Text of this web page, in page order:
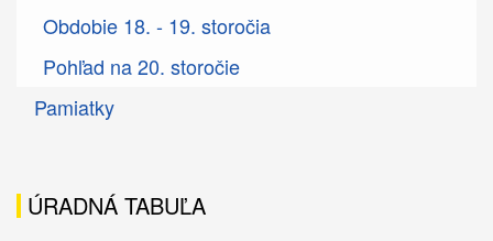
Obdobie 18. - 19. storočia
Pohľad na 20. storočie
Pamiatky
ÚRADNÁ TABUĽA